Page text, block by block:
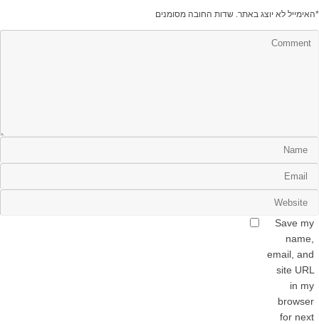
האימייל לא יוצג באתר. שדות החובה מסומנים *
Save my
name,
email, and
site URL
in my
browser
for next